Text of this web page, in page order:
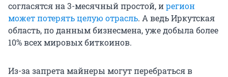
согласятся на 3-месячный простой, ирегион
может потерять целую отрасль. А ведь Иркутская
область, по данным бизнесмена, уже добыла более
10% всех мировых биткоинов.
Из-за запрета майнеры могут перебраться в